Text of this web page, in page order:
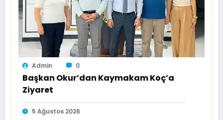
Admin 0
Başkan Okur’dan Kaymakam Koç’a
Ziyaret
5 Ağustos 2026